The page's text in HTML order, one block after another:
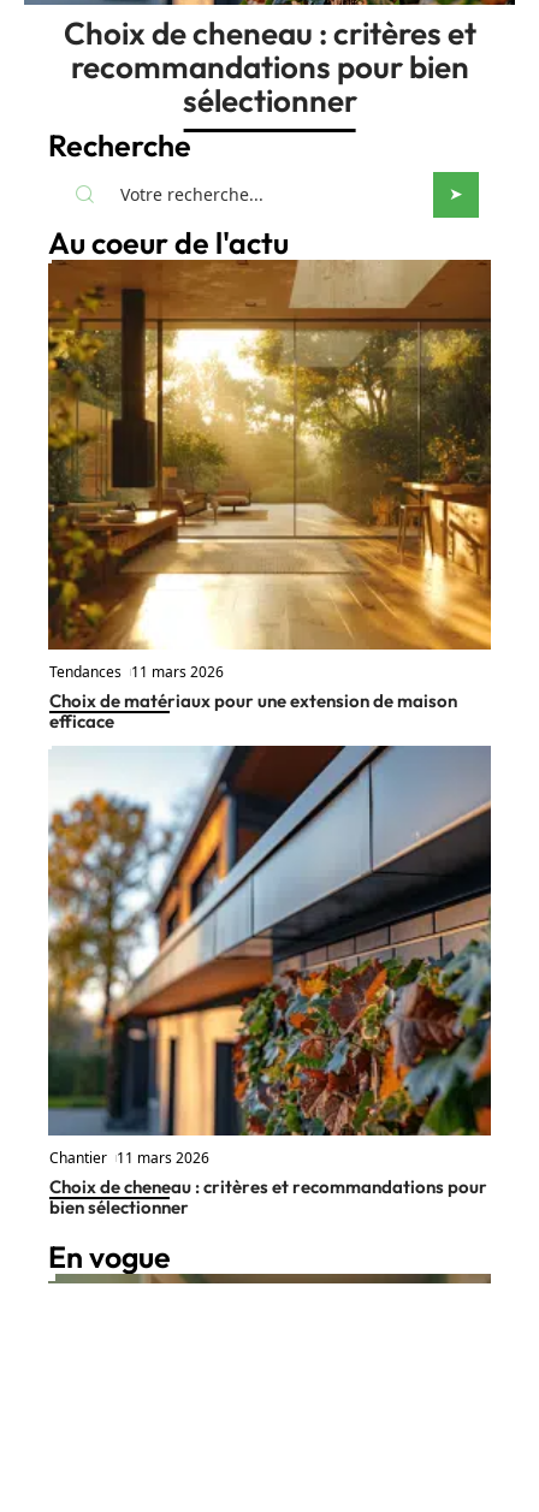
Choix de cheneau : critères et
recommandations pour bien
sélectionner
Recherche
Au coeur de l'actu
Tendances 11 mars 2026
Choix de matériaux pour une extension de maison
efficace
Chantier 11 mars 2026
Choix de cheneau : critères et recommandations pour
bien sélectionner
En vogue